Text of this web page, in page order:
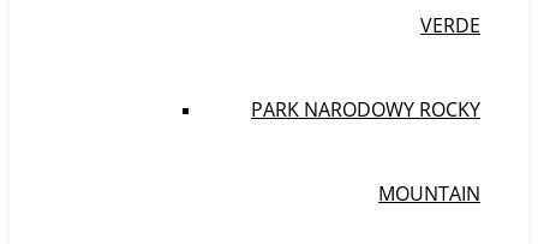
VERDE
PARK NARODOWY ROCKY
MOUNTAIN